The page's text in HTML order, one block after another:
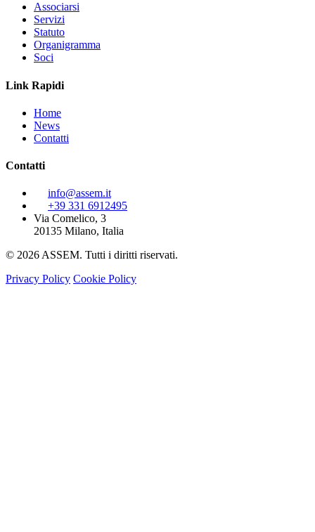
Associarsi
Servizi
Statuto
Organigramma
Soci
Link Rapidi
Home
News
Contatti
Contatti
info@assem.it
+39 331 6912495
Via Comelico, 3
20135 Milano, Italia
© 2026 ASSEM. Tutti i diritti riservati.
Privacy Policy Cookie Policy